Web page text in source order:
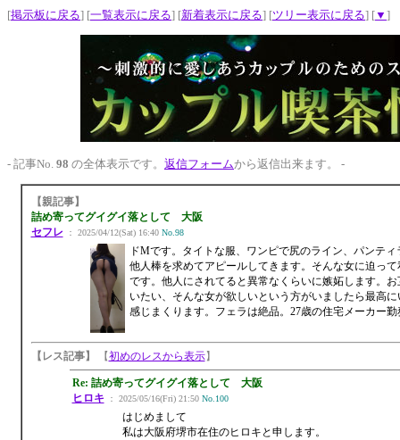
[掲示板に戻る] [一覧表示に戻る] [新着表示に戻る] [ツリー表示に戻る] [▼ ]
- 記事No. 98 の全体表示です。 返信フォームから返信出来ます。 -
【親記事】
詰め寄ってグイグイ落として 大阪
セフレ ： 2025/04/12(Sat) 16:40 No.98
ドMです。タイトな服、ワンピで尻のライン、パンテ
他人棒を求めてアピールしてきます。そんな女に迫っ
です。他人にされてると異常なくらいに嫉妬します。
いたい、そんな女が欲しいという方がいましたら最高
感じまくります。フェラは絶品。27歳の住宅メーカー勤
【レス記事】 【初めのレスから表示】
Re: 詰め寄ってグイグイ落として 大阪
ヒロキ ： 2025/05/16(Fri) 21:50 No.100
はじめまして
私は大阪府堺市在住のヒロキと申します。